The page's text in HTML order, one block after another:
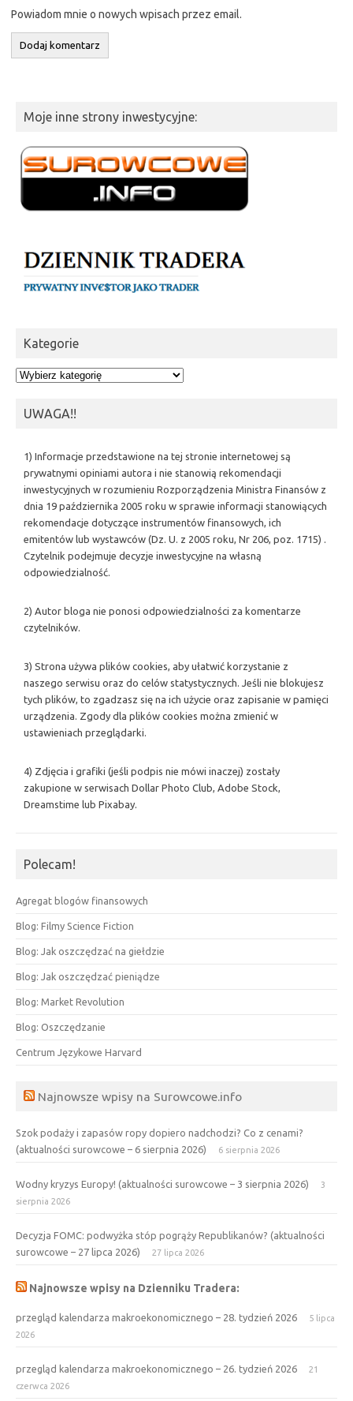
Powiadom mnie o nowych wpisach przez email.
Moje inne strony inwestycyjne:
Kategorie
Kategorie
UWAGA!!
1) Informacje przedstawione na tej stronie internetowej są
prywatnymi opiniami autora i nie stanowią rekomendacji
inwestycyjnych w rozumieniu Rozporządzenia Ministra Finansów z
dnia 19 października 2005 roku w sprawie informacji stanowiących
rekomendacje dotyczące instrumentów finansowych, ich
emitentów lub wystawców (Dz. U. z 2005 roku, Nr 206, poz. 1715) .
Czytelnik podejmuje decyzje inwestycyjne na własną
odpowiedzialność.
2) Autor bloga nie ponosi odpowiedzialności za komentarze
czytelników.
3) Strona używa plików cookies, aby ułatwić korzystanie z
naszego serwisu oraz do celów statystycznych. Jeśli nie blokujesz
tych plików, to zgadzasz się na ich użycie oraz zapisanie w pamięci
urządzenia. Zgody dla plików cookies można zmienić w
ustawieniach przeglądarki.
4) Zdjęcia i grafiki (jeśli podpis nie mówi inaczej) zostały
zakupione w serwisach Dollar Photo Club, Adobe Stock,
Dreamstime lub Pixabay.
Polecam!
Agregat blogów finansowych
Blog: Filmy Science Fiction
Blog: Jak oszczędzać na giełdzie
Blog: Jak oszczędzać pieniądze
Blog: Market Revolution
Blog: Oszczędzanie
Centrum Językowe Harvard
Najnowsze wpisy na Surowcowe.info
Szok podaży i zapasów ropy dopiero nadchodzi? Co z cenami?
(aktualności surowcowe – 6 sierpnia 2026)
6 sierpnia 2026
Wodny kryzys Europy! (aktualności surowcowe – 3 sierpnia 2026)
3
sierpnia 2026
Decyzja FOMC: podwyżka stóp pogrąży Republikanów? (aktualności
surowcowe – 27 lipca 2026)
27 lipca 2026
Najnowsze wpisy na Dzienniku Tradera:
przegląd kalendarza makroekonomicznego – 28. tydzień 2026
5 lipca
2026
przegląd kalendarza makroekonomicznego – 26. tydzień 2026
21
czerwca 2026